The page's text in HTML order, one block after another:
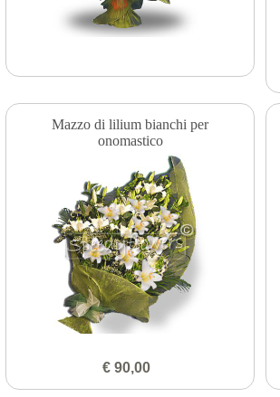
Mazzo di lilium bianchi per
onomastico
€ 90,00